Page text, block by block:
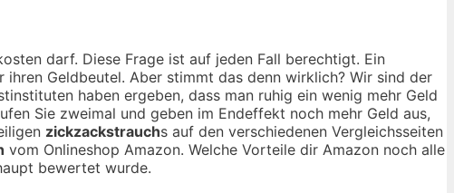
darf. Diese Frage ist auf jeden Fall berechtigt. Ein
Geldbeutel. Aber stimmt das denn wirklich? Wir sind der
haben ergeben, dass man ruhig ein wenig mehr Geld
Sie zweimal und geben im Endeffekt noch mehr Geld aus,
zickzackstrauchs auf den verschiedenen Vergleichsseiten
vom Onlineshop Amazon. Welche Vorteile dir Amazon noch alle
bewertet wurde.